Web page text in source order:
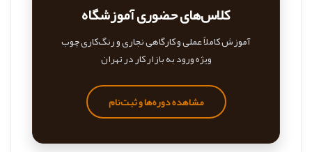
کلاس‌های حضوری آموزشگاه
آموزش کاملاً عملی و کارگاهی نجاری و رنگ‌کاری چوب
ویژه ورود به بازار کار در تهران
مشاهده دوره‌ها و ثبت‌نام